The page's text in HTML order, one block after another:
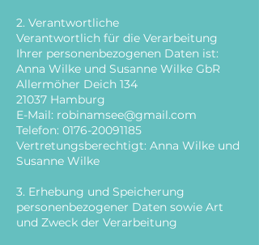
2. Verantwortliche
Verantwortlich für die Verarbeitung
Ihrer personenbezogenen Daten ist:
Anna Wilke und Susanne Wilke GbR
Allermöher Deich 134
21037 Hamburg
E-Mail: robinamsee@gmail.com
Telefon: 0176-20091185
Vertretungsberechtigt: Anna Wilke und
Susanne Wilke
3. Erhebung und Speicherung
personenbezogener Daten sowie Art
und Zweck der Verarbeitung